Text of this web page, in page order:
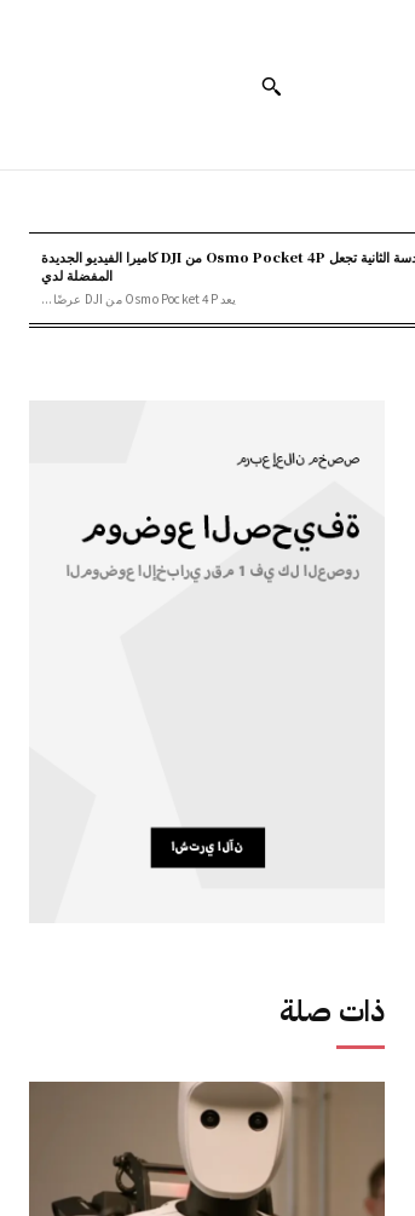
العدسة الثانية تجعل Osmo Pocket 4P من DJI كاميرا الفيديو الجديدة
المفضلة لدي
يعد Osmo Pocket 4P من DJI عرضًا...
ذات صلة